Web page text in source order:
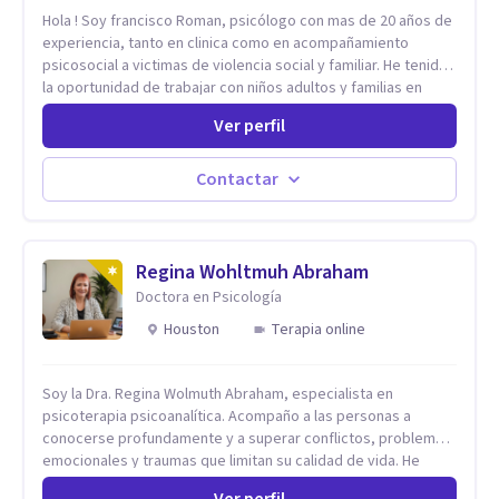
Hola ! Soy francisco Roman, psicólogo con mas de 20 años de
experiencia, tanto en clinica como en acompañamiento
psicosocial a victimas de violencia social y familiar. He tenido
la oportunidad de trabajar con niños adultos y familias en
todos los espacios y esto me ha dado un una variedad de
aprendizajes que ahora pongo a tu disposicion. En la
actualidad puedo atenderte de manera presencial y/o virtual,
de lunes a sabado. el costo de cada sesión lo acordamos en
el primer contacto
Ver perfil
Contactar
Regina Wohltmuh Abraham
Doctora en Psicología
Houston
Terapia online
Soy la Dra. Regina Wolmuth Abraham, especialista en
psicoterapia psicoanalítica. Acompaño a las personas a
conocerse profundamente y a superar conflictos, problemas
emocionales y traumas que limitan su calidad de vida. He
trabajado en reconocidas instituciones como el Hospital